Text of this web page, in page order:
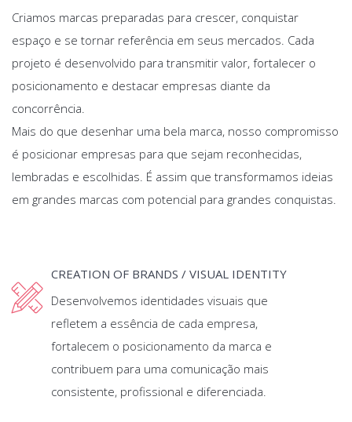
Criamos marcas preparadas para crescer, conquistar
espaço e se tornar referência em seus mercados. Cada
projeto é desenvolvido para transmitir valor, fortalecer o
posicionamento e destacar empresas diante da
concorrência.
Mais do que desenhar uma bela marca, nosso compromisso
é posicionar empresas para que sejam reconhecidas,
lembradas e escolhidas. É assim que transformamos ideias
em grandes marcas com potencial para grandes conquistas.
CREATION OF BRANDS / VISUAL IDENTITY
Desenvolvemos identidades visuais que
refletem a essência de cada empresa,
fortalecem o posicionamento da marca e
contribuem para uma comunicação mais
consistente, profissional e diferenciada.